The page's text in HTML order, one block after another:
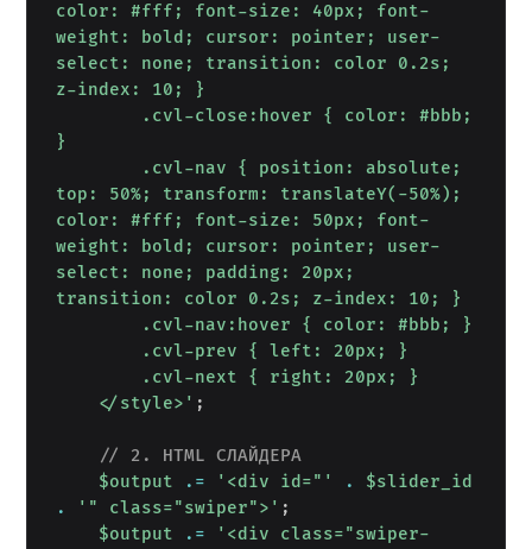
color: #fff; font-size: 40px; font-
weight: bold; cursor: pointer; user-
select: none; transition: color 0.2s;
z-index: 10; }
}
top: 50%; transform: translateY(-50%);
color: #fff; font-size: 50px; font-
weight: bold; cursor: pointer; user-
select: none; padding: 20px;
transition: color 0.2s; z-index: 10; }
    </style>'
;
// 2. HTML СЛАЙДЕРА
$output
.= '<div id="' .
$slider_id
.
'" class="swiper">' ;
$output
.=
'<div class="swiper-